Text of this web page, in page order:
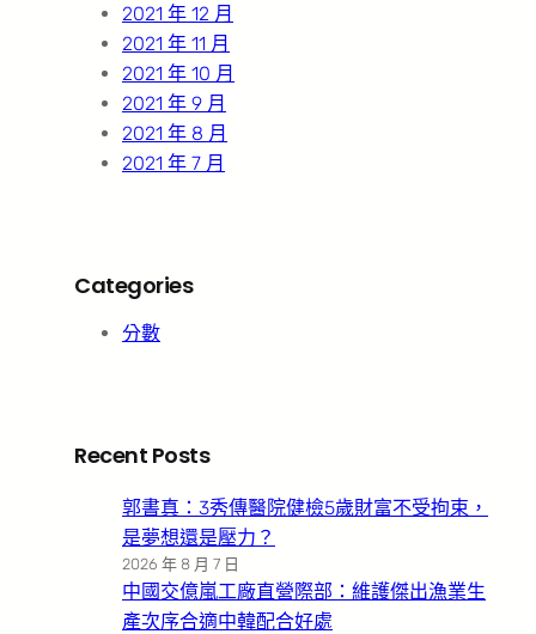
2021 年 12 月
2021 年 11 月
2021 年 10 月
2021 年 9 月
2021 年 8 月
2021 年 7 月
Categories
分數
Recent Posts
郭書真：3秀傳醫院健檢5歲財富不受拘束，
是夢想還是壓力？
2026 年 8 月 7 日
中國交億嵐工廠直營際部：維護傑出漁業生
產次序合適中韓配合好處